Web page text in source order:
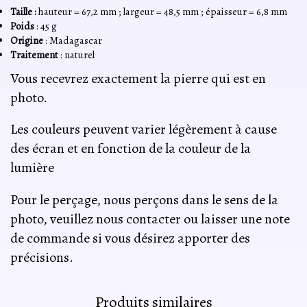
Taille :hauteur = 67,2 mm ; largeur = 48,5 mm ; épaisseur = 6,8 mm
Poids: 45 g
Origine: Madagascar
Traitement: naturel
Vous recevrez exactement la pierre qui est en
photo.
Les couleurs peuvent varier légèrement à cause
des écran et en fonction de la couleur de la
lumière
Pour le perçage, nous perçons dans le sens de la
photo, veuillez nous contacter ou laisser une note
de commande si vous désirez apporter des
précisions.
Produits similaires